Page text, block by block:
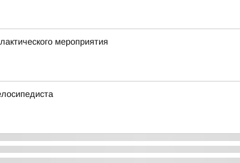
мероприятия